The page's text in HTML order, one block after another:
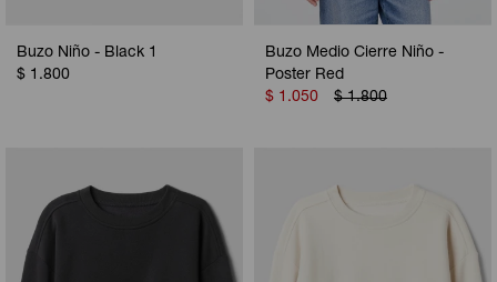
Buzo Niño - Black 1
$ 1.800
Buzo Medio Cierre Niño -
Poster Red
$ 1.050 $ 1.800